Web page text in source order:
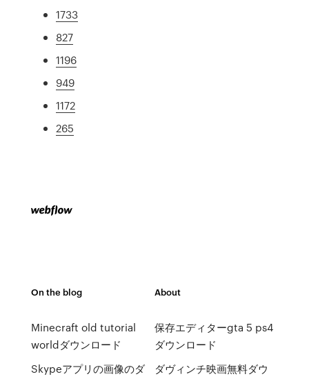
1733
827
1196
949
1172
265
On the blog
Minecraft old tutorial
worldダウンロード
Skypeアプリの画像のダ
About
保存エディターgta 5 ps4
ダウンロード
ダヴィンチ映画無料ダウ